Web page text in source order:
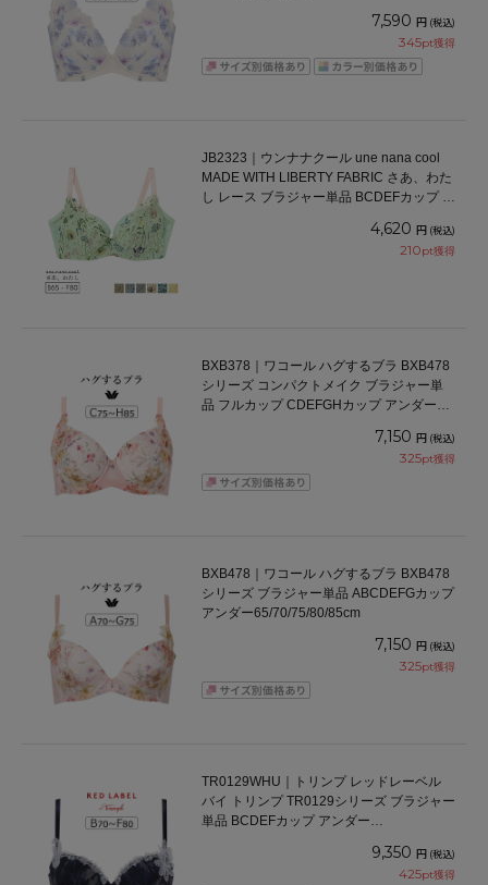
7,590 円 (税込)
345pt獲得
JB2323｜ウンナナクール une nana cool
MADE WITH LIBERTY FABRIC さあ、わた
し レース ブラジャー単品 BCDEFカップ ア
4,620 円 (税込)
210pt獲得
BXB378｜ワコール ハグするブラ BXB478
シリーズ コンパクトメイク ブラジャー単
品 フルカップ CDEFGHカップ アンダー
7,150 円 (税込)
325pt獲得
BXB478｜ワコール ハグするブラ BXB478
シリーズ ブラジャー単品 ABCDEFGカップ
アンダー65/70/75/80/85cm
7,150 円 (税込)
325pt獲得
TR0129WHU｜トリンプ レッドレーベル
バイ トリンプ TR0129シリーズ ブラジャー
単品 BCDEFカップ アンダー
9,350 円 (税込)
425pt獲得